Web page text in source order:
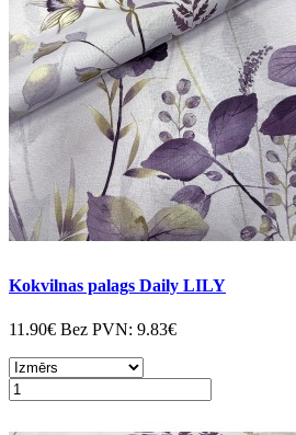
Kokvilnas palags Daily LILY
11.90€ Bez PVN: 9.83€